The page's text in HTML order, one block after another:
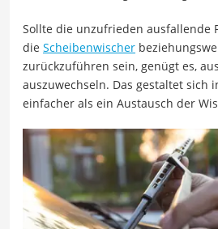
Sollte die unzufrieden ausfallende
die Scheibenwischer
zurückzuführen sein, genügt es,
auszuwechseln. Das gestaltet sich
einfacher als ein Austausch der